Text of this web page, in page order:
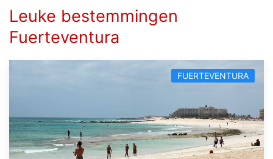
Leuke bestemmingen
Fuerteventura
FUERTEVENTURA